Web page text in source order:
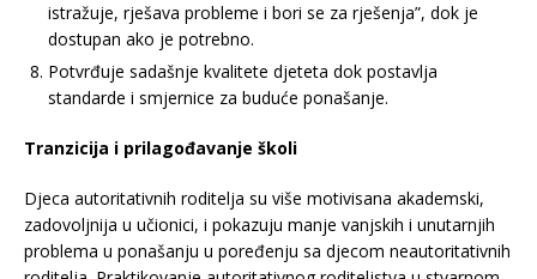
istražuje, rješava probleme i bori se za rješenja”, dok je
dostupan ako je potrebno.
Potvrđuje sadašnje kvalitete djeteta dok postavlja
standarde i smjernice za buduće ponašanje.
Tranzicija i prilagođavanje školi
Djeca autoritativnih roditelja su više motivisana akademski,
zadovoljnija u učionici, i pokazuju manje vanjskih i unutarnjih
problema u ponašanju u poređenju sa djecom neautoritativnih